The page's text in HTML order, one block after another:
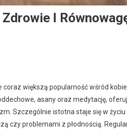
I
większą popularność wśród
asany oraz medytację,
Szczególnie istotna staje się w
czy problemami z płodnością.